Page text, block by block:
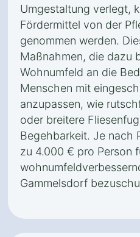
Umgestaltung verlegt,
Fördermittel von der
genommen werden.
Maßnahmen, die dazu
Wohnumfeld an die
Menschen mit
anzupassen, wie
oder breitere
Begehbarkeit. Je nach
zu 4.000 € pro Person
Gammelsdorf